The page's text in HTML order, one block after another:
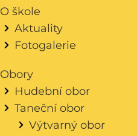
O škole
Aktuality
Fotogalerie
Obory
Hudební obor
Taneční obor
Výtvarný obor